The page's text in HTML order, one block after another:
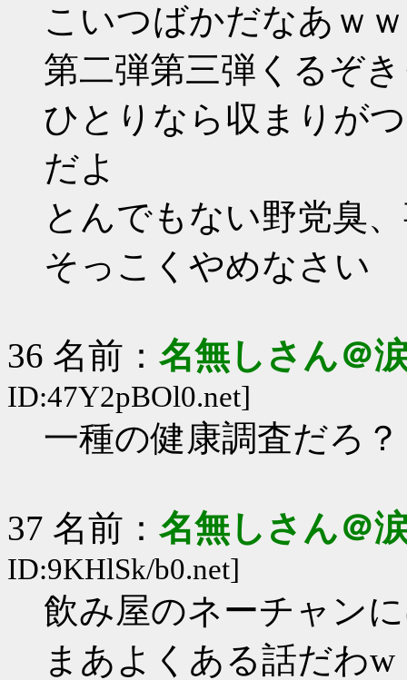
こいつばかだなあｗ
第二弾第三弾くるぞ
ひとりなら収まりが
だよ
とんでもない野党臭
そっこくやめなさい
36 名前： 名無しさん＠
ID:47Y2pBOl0.net]
一種の健康調査だろ？
37 名前： 名無しさん＠
ID:9KHlSk/b0.net]
飲み屋のネーチャン
まあよくある話だわw